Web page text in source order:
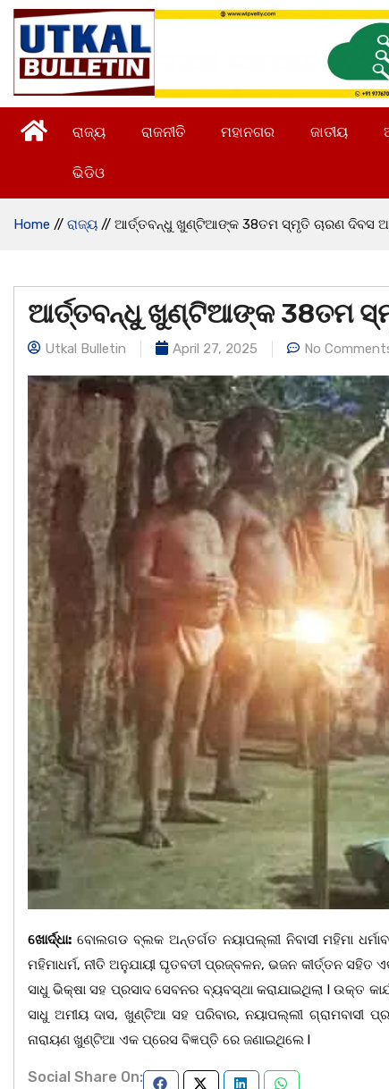
ରାଜ୍ୟ ରାଜନୀତି ମହାନଗର ଜାତୀୟ
ଭିଡିଓ
Home // ରାଜ୍ୟ // ଆର୍ତ୍ତବନ୍ଧୁ ଖୁଣ୍ଟିଆଙ୍କ 38ତମ ସ୍ମୃତି ଚାରଣ ଦିବସ
ଆର୍ତ୍ତବନ୍ଧୁ ଖୁଣ୍ଟିଆଙ୍କ 38ତମ
Utkal Bulletin April 27, 2025 No
ଖୋର୍ଦ୍ଧା: ବୋଲଗଡ ବ୍ଲକ ଅନ୍ତର୍ଗତ ନୟାପଲ୍ଲୀ ନିବାସୀ ମହିମା
ମହିମାଧର୍ମ, ନୀତି ଅନୁଯାୟୀ ଘୃତବତୀ ପ୍ରଜ୍ବଳନ, ଭଜନ କୀର୍ତ୍ତନ
ସାଧୁ ଭିକ୍ଷା ସହ ପ୍ରସାଦ ସେବନର ବ୍ୟବସ୍ଥା କରାଯାଇଥିଲା l ଉକ୍ତ
ସାଧୁ ଅମୀୟ ଦାସ, ଖୁଣ୍ଟିଆ ସହ ପରିବାର, ନୟାପଲ୍ଲୀ
ନାରାୟଣ ଖୁଣ୍ଟିଆ ଏକ ପ୍ରେସ ବିଜ୍ଞପ୍ତି ରେ ଜଣାଇଥିଲେ l
Social Share On: